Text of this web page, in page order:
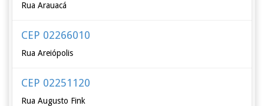
Rua Arauacá
CEP 02266010
Rua Areiópolis
CEP 02251120
Rua Augusto Fink